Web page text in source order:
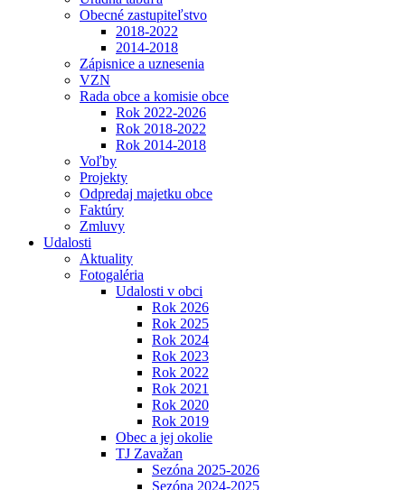
Obecné zastupiteľstvo
2018-2022
2014-2018
Zápisnice a uznesenia
VZN
Rada obce a komisie obce
Rok 2022-2026
Rok 2018-2022
Rok 2014-2018
Voľby
Projekty
Odpredaj majetku obce
Faktúry
Zmluvy
Udalosti
Aktuality
Fotogaléria
Udalosti v obci
Rok 2026
Rok 2025
Rok 2024
Rok 2023
Rok 2022
Rok 2021
Rok 2020
Rok 2019
Obec a jej okolie
TJ Zavažan
Sezóna 2025-2026
Sezóna 2024-2025